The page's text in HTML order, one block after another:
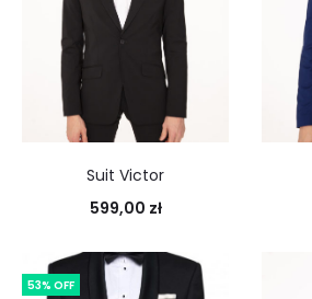
Suit Victor
599,00 zł
53% OFF